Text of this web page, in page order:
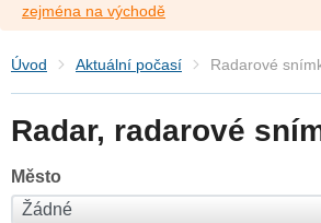
zejména na východě
Úvod Aktuální počasí Radarové
Radar, radarové
Město